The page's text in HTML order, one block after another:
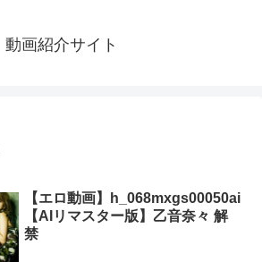
動画紹介サイト
【エロ動画】h_068mxgs00050ai
【AIリマスター版】乙音奈々 解
禁